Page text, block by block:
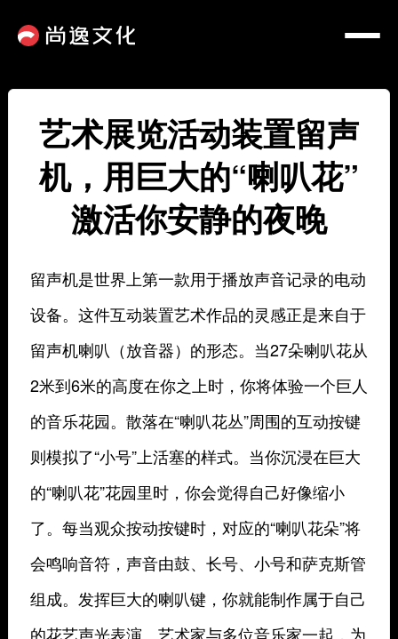
艺术展览活动装置留声
机，用巨大的“喇叭花”
激活你安静的夜晚
留声机是世界上第一款用于播放声音记录的电动
设备。这件互动装置艺术作品的灵感正是来自于
留声机喇叭（放音器）的形态。当27朵喇叭花从
2米到6米的高度在你之上时，你将体验一个巨人
的音乐花园。散落在“喇叭花丛”周围的互动按键
则模拟了“小号”上活塞的样式。当你沉浸在巨大
的“喇叭花”花园里时，你会觉得自己好像缩小
了。每当观众按动按键时，对应的“喇叭花朵”将
会鸣响音符，声音由鼓、长号、小号和萨克斯管
组成。发挥巨大的喇叭键，你就能制作属于自己
的花艺声光表演。艺术家与多位音乐家一起，为